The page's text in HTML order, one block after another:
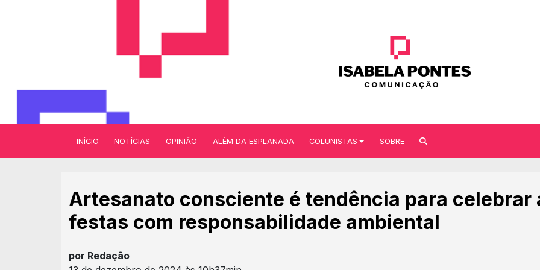
INÍCIO NOTÍCIAS OPINIÃO ALÉM DA ESPLANADA COLUNISTAS SOBRE
Artesanato consciente é tendência para celebrar
festas com responsabilidade ambiental
por Redação